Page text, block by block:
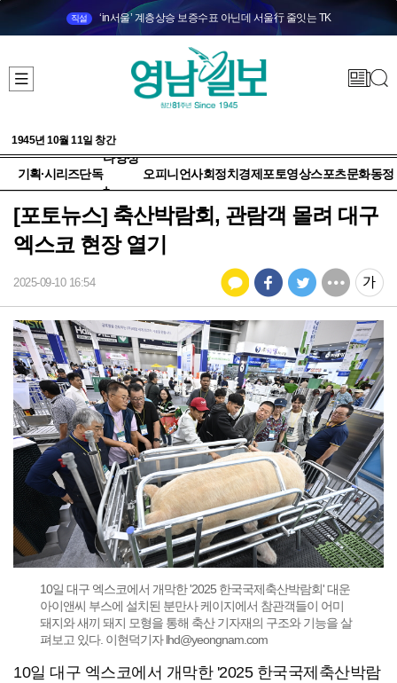
직설 ‘in서울’ 계층상승 보증수표 아닌데 서울行 줄잇는 TK
1945년 10월 11일 창간
기획·시리즈단독
다양성
+
오피니언사회정치 경제 포토영상스포츠문화동정
[포토뉴스] 축산박람회, 관람객 몰려 대구
엑스코 현장 열기
2025-09-10 16:54
10일 대구 엑스코에서 개막한 '2025 한국국제축산박람회' 대운
아이앤씨 부스에 설치된 분만사 케이지에서 참관객들이 어미
돼지와 새끼 돼지 모형을 통해 축산 기자재의 구조와 기능을 살
펴보고 있다. 이현덕기자 lhd@yeongnam.com
10일 대구 엑스코에서 개막한 '2025 한국국제축산박람